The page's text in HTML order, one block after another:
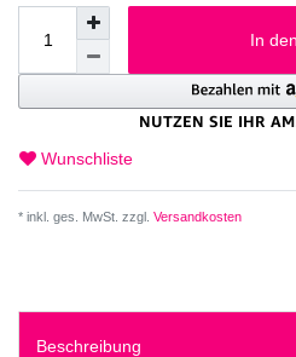
In
Wunschliste
* inkl. ges. MwSt. zzgl. Versandkosten
Beschreibung